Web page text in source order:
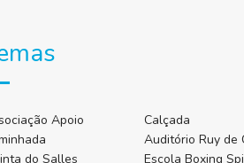
Apoio
do Salles
Calçada
Auditório Ruy de
Escola Boxing